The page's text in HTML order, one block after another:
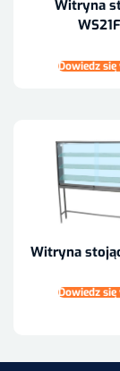
Witryna
Dowiedz się
Witryna
Dowiedz się